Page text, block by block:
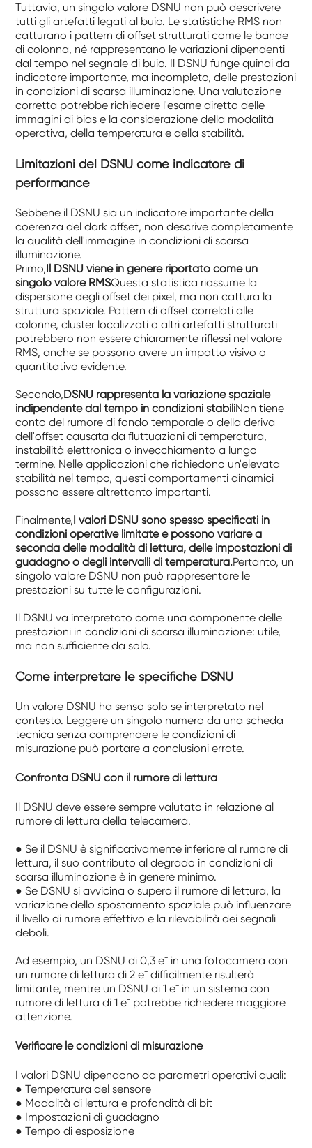
Tuttavia, un singolo valore DSNU non può descrivere
tutti gli artefatti legati al buio. Le statistiche RMS non
catturano i pattern di offset strutturati come le bande
di colonna, né rappresentano le variazioni dipendenti
dal tempo nel segnale di buio. Il DSNU funge quindi da
indicatore importante, ma incompleto, delle prestazioni
in condizioni di scarsa illuminazione. Una valutazione
corretta potrebbe richiedere l'esame diretto delle
immagini di bias e la considerazione della modalità
operativa, della temperatura e della stabilità.
Limitazioni del DSNU come indicatore di
performance
Sebbene il DSNU sia un indicatore importante della
coerenza del dark offset, non descrive completamente
la qualità dell'immagine in condizioni di scarsa
illuminazione.
Primo,Il DSNU viene in genere riportato come un
singolo valore RMSQuesta statistica riassume la
dispersione degli offset dei pixel, ma non cattura la
struttura spaziale. Pattern di offset correlati alle
colonne, cluster localizzati o altri artefatti strutturati
potrebbero non essere chiaramente riflessi nel valore
RMS, anche se possono avere un impatto visivo o
quantitativo evidente.
Secondo,DSNU rappresenta la variazione spaziale
indipendente dal tempo in condizioni stabiliNon tiene
conto del rumore di fondo temporale o della deriva
dell'offset causata da fluttuazioni di temperatura,
instabilità elettronica o invecchiamento a lungo
termine. Nelle applicazioni che richiedono un'elevata
stabilità nel tempo, questi comportamenti dinamici
possono essere altrettanto importanti.
Finalmente,I valori DSNU sono spesso specificati in
condizioni operative limitate e possono variare a
seconda delle modalità di lettura, delle impostazioni di
guadagno o degli intervalli di temperatura.Pertanto, un
singolo valore DSNU non può rappresentare le
prestazioni su tutte le configurazioni.
Il DSNU va interpretato come una componente delle
prestazioni in condizioni di scarsa illuminazione: utile,
ma non sufficiente da solo.
Come interpretare le specifiche DSNU
Un valore DSNU ha senso solo se interpretato nel
contesto. Leggere un singolo numero da una scheda
tecnica senza comprendere le condizioni di
misurazione può portare a conclusioni errate.
Confronta DSNU con il rumore di lettura
Il DSNU deve essere sempre valutato in relazione al
rumore di lettura della telecamera.
● Se il DSNU è significativamente inferiore al rumore di
lettura, il suo contributo al degrado in condizioni di
scarsa illuminazione è in genere minimo.
● Se DSNU si avvicina o supera il rumore di lettura, la
variazione dello spostamento spaziale può influenzare
il livello di rumore effettivo e la rilevabilità dei segnali
deboli.
Ad esempio, un DSNU di 0,3 e⁻ in una fotocamera con
un rumore di lettura di 2 e⁻ difficilmente risulterà
limitante, mentre un DSNU di 1 e⁻ in un sistema con
rumore di lettura di 1 e⁻ potrebbe richiedere maggiore
attenzione.
Verificare le condizioni di misurazione
I valori DSNU dipendono da parametri operativi quali:
● Temperatura del sensore
● Modalità di lettura e profondità di bit
● Impostazioni di guadagno
● Tempo di esposizione